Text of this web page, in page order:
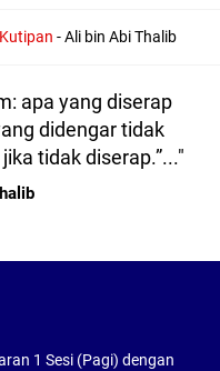
-Ali bin Abi Thalib
apa yang diserap
didengar tidak
tidak diserap.”..."
1 Sesi (Pagi) dengan